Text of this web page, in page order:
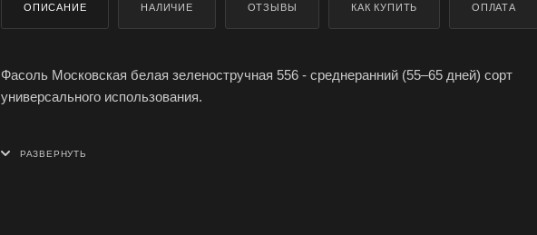
ОПИСАНИЕ НАЛИЧИЕ ОТЗЫВЫ КАК КУПИТЬ ОПЛАТА
Фасоль Московская белая зеленостручная 556 - среднеранний (55–65 дней) сорт
универсального использования.
выраженным пергаментным слоем.